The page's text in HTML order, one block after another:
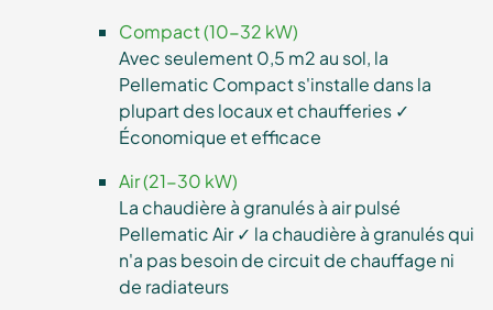
Compact (10-32 kW)
Avec seulement 0,5 m2 au sol, la
Pellematic Compact s'installe dans la
plupart des locaux et chaufferies ✓
Économique et efficace
Air (21-30 kW)
La chaudière à granulés à air pulsé
Pellematic Air ✓ la chaudière à granulés qui
n'a pas besoin de circuit de chauffage ni
de radiateurs